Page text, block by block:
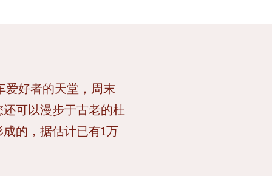
好者的天堂，周末
可以漫步于古老的杜
的，据估计已有1万